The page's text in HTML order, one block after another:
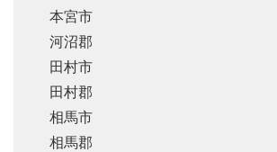
本宮市
河沼郡
田村市
田村郡
相馬市
相馬郡